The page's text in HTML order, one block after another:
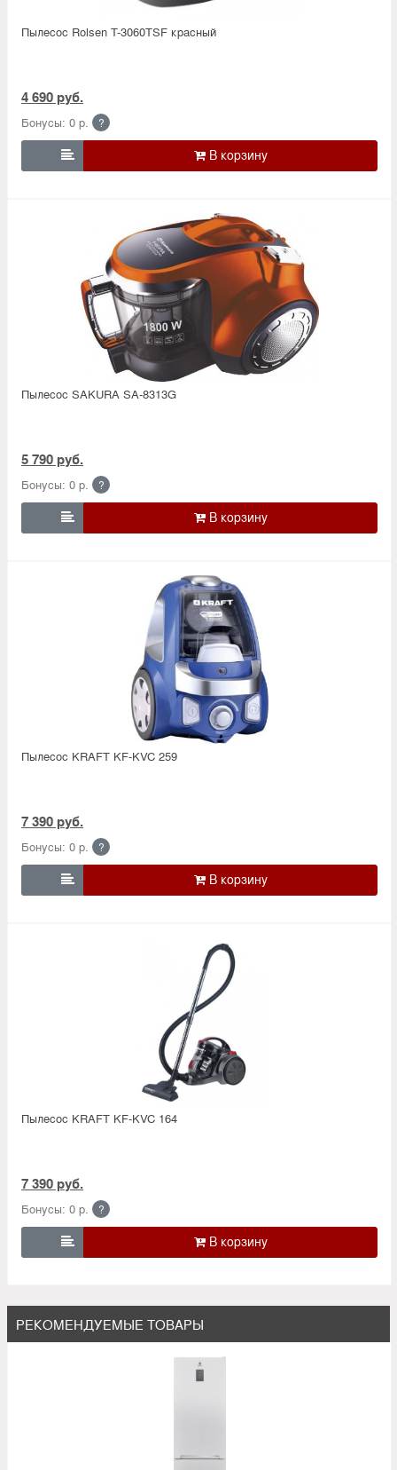
Пылесос Rolsen T-3060TSF красный
4 690 руб.
Бонусы: 0 р. ?

Пылесос SAKURA SA-8313G
5 790 руб.
Бонусы: 0 р. ?

Пылесос KRAFT KF-KVC 259
7 390 руб.
Бонусы: 0 р. ?

Пылесос KRAFT KF-KVC 164
7 390 руб.
Бонусы: 0 р. ?

РЕКОМЕНДУЕМЫЕ ТОВАРЫ